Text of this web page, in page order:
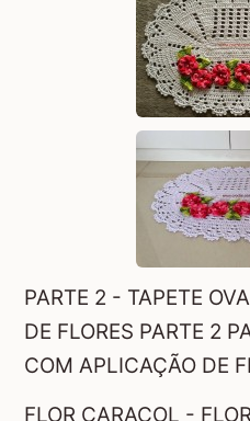
PARTE 2 - TAPETE
DE FLORES PARTE 2
COM APLICAÇÃO DE
FLOR CARACOL -